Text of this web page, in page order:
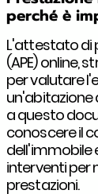
perché è
L'attestato di
(APE) online,
per valutare
un'abitazione
a questo
conoscere il
dell'immobile
interventi per
prestazioni.